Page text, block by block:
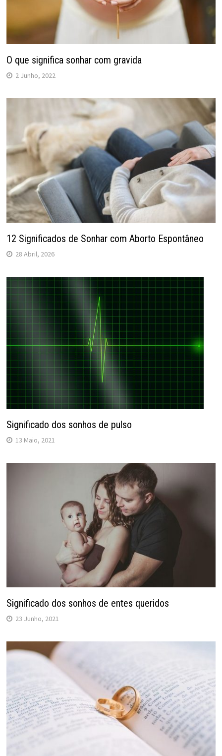
O que significa sonhar com gravida
2 Junho, 2022
12 Significados de Sonhar com Aborto Espontâneo
28 Abril, 2026
Significado dos sonhos de pulso
13 Maio, 2021
Significado dos sonhos de entes queridos
23 Junho, 2021